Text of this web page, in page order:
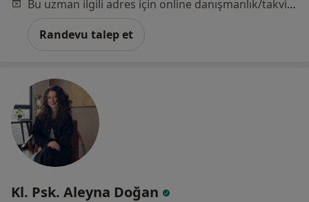
Bu uzman ilgili adres için online danışmanlık/takvim sunmuyor.
Randevu talep et
Kl. Psk. Aleyna Doğan